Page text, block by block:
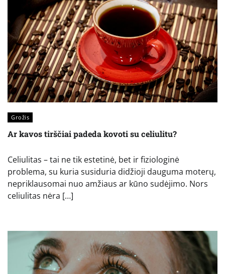
Grožis
Ar kavos tirščiai padeda kovoti su celiulitu?
Celiulitas – tai ne tik estetinė, bet ir fiziologinė
problema, su kuria susiduria didžioji dauguma moterų,
nepriklausomai nuo amžiaus ar kūno sudėjimo. Nors
celiulitas nėra […]